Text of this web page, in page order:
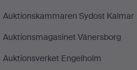
Auktionskammaren Sydost Kalmar
Auktionsmagasinet Vänersborg
Auktionsverket Engelholm